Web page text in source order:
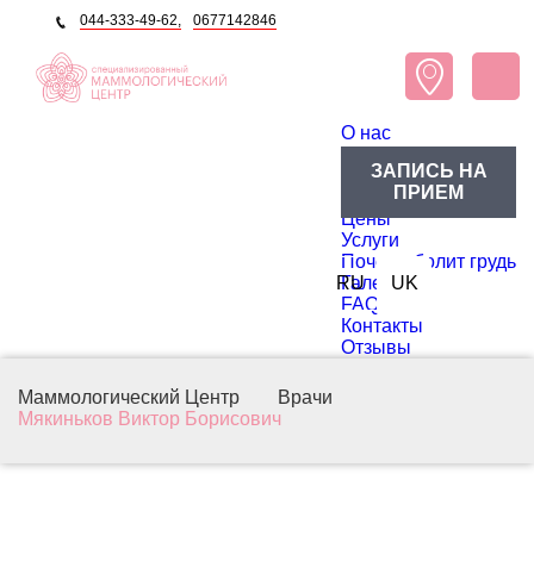
044-333-49-62, 0677142846
O нас
Блог
Доктора
Цены
Услуги
Почему болит грудь
Галерея
FAQ
Контакты
Отзывы
RU UK
ЗАПИСЬ НА
ПРИЕМ
Маммологический Центр
Врачи
Мякиньков Виктор Борисович